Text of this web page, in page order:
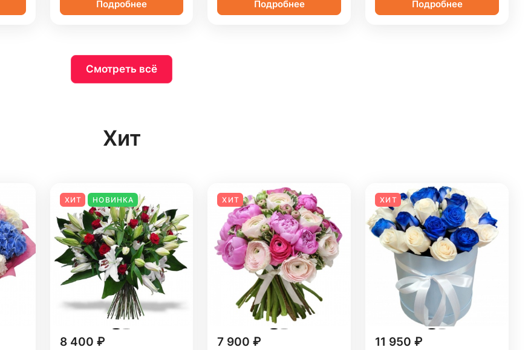
Подробнее Подробнее Подробнее
Смотреть всё
Хит
ХИТ НОВИНКА
8 400 ₽
ХИТ
7 900 ₽
ХИТ
11 950 ₽